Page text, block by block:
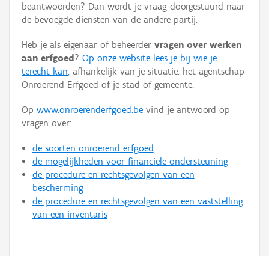
Persoon of collectief
Hergebruik
Aanmelden
beantwoorden? Dan wordt je vraag doorgestuurd naar
de bevoegde diensten van de andere partij.
Heb je als eigenaar of beheerder vragen over werken
aan erfgoed ? Op onze website lees je bij wie je
terecht kan, afhankelijk van je situatie: het agentschap
Onroerend Erfgoed of je stad of gemeente.
Op www.onroerenderfgoed.be vind je antwoord op
vragen over:
de soorten onroerend erfgoed
de mogelijkheden voor financiële ondersteuning
de procedure en rechtsgevolgen van een
bescherming
de procedure en rechtsgevolgen van een vaststelling
van een inventaris